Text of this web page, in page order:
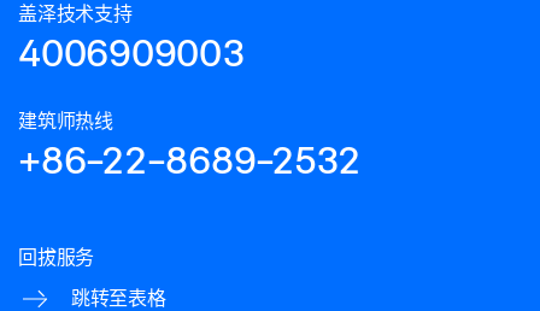
盖泽技术支持
4006909003
建筑师热线
+86-22-8689-2532
回拔服务
跳转至表格